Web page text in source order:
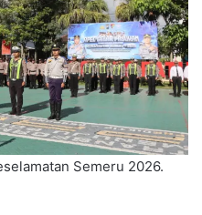
Semeru 2026.